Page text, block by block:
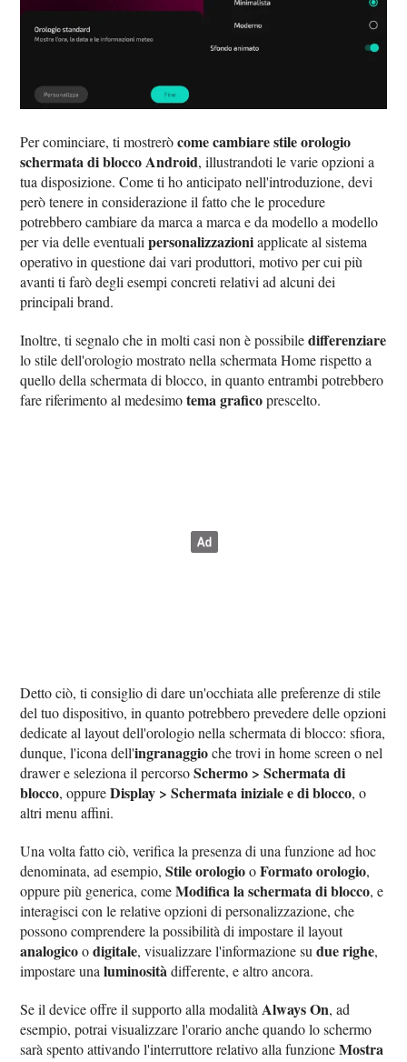
Per cominciare, ti mostreròcome cambiare stile orologio
schermata di blocco Android, illustrandoti le varie opzioni a
tua disposizione. Come ti ho anticipato nell'introduzione, devi
però tenere in considerazione il fatto che le procedure
potrebbero cambiare da marca a marca e da modello a modello
per via delle eventualipersonalizzazioniapplicate al sistema
operativo in questione dai vari produttori, motivo per cui più
avanti ti farò degli esempi concreti relativi ad alcuni dei
principali brand.
Inoltre, ti segnalo che in molti casi non è possibiledifferenziare
lo stile dell'orologio mostrato nella schermata Home rispetto a
quello della schermata di blocco, in quanto entrambi potrebbero
fare riferimento al medesimotema graficoprescelto.
Detto ciò, ti consiglio di dare un'occhiata alle preferenze di stile
del tuo dispositivo, in quanto potrebbero prevedere delle opzioni
dedicate al layout dell'orologio nella schermata di blocco: sfiora,
dunque, l'icona dell'ingranaggioche trovi in home screen o nel
drawer e seleziona il percorsoSchermo > Schermata di
blocco, oppureDisplay > Schermata iniziale e di blocco, o
altri menu affini.
Una volta fatto ciò, verifica la presenza di una funzione ad hoc
denominata, ad esempio,Stile orologiooFormato orologio,
oppure più generica, comeModifica la schermata di blocco, e
interagisci con le relative opzioni di personalizzazione, che
possono comprendere la possibilità di impostare il layout
analogicoodigitale, visualizzare l'informazione sudue righe,
impostare unaluminositàdifferente, e altro ancora.
Se il device offre il supporto alla modalità Always On, ad
esempio, potrai visualizzare l'orario anche quando lo schermo
sarà spento attivando l'interruttore relativo alla funzioneMostra